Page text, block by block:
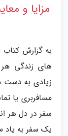
مزایا و
به گزارش
های زندگی
زیادی به دست
مسافربری یا
سفر در دل هر
یک سفر به یاد